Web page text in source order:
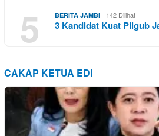
5
BERITA JAMBI 142 Dilihat
3 Kandidat Kuat Pilgub
CAKAP KETUA EDI